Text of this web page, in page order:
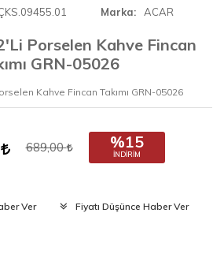
Marka ACAR
Porselen Kahve Fincan
GRN-05026
Kahve Fincan Takımı GRN-05026
689,00 %15
İNDIRIM
Ver Fiyatı Düşünce Haber Ver